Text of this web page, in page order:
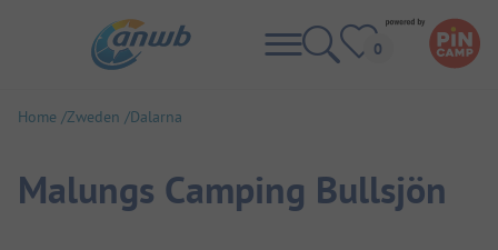
Home Zweden Dalarna
Malungs Camping Bullsjön